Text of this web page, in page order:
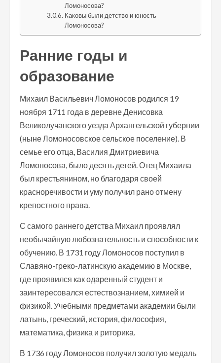
Ломоносова?
Каковы были детство и юность
Ломоносова?
Ранние годы и
образование
Михаил Васильевич Ломоносов родился 19
ноября 1711 года в деревне Денисовка
Великолучанского уезда Архангельской губернии
(ныне Ломоносовское сельское поселение). В
семье его отца, Василия Дмитриевича
Ломоносова, было десять детей. Отец Михаила
был крестьянином, но благодаря своей
красноречивости и уму получил рано отмену
крепостного права.
С самого раннего детства Михаил проявлял
необычайную любознательность и способности к
обучению. В 1731 году Ломоносов поступил в
Славяно-греко-латинскую академию в Москве,
где проявился как одаренный студент и
заинтересовался естествознанием, химией и
физикой. Учебными предметами академии были
латынь, греческий, история, философия,
математика, физика и риторика.
В 1736 году Ломоносов получил золотую медаль